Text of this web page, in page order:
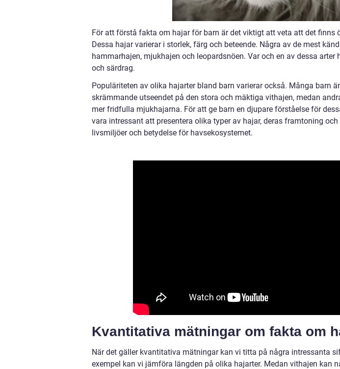
För att förstå fakta om hajar för barn är det viktigt att veta att det finns
Dessa hajar varierar i storlek, färg och beteende. Några av de mest
hammarhajen, mjukhajen och leopardsnöen. Var och en av dessa arter
och särdrag.
Populäriteten av olika hajarter bland barn varierar också. Många barn
skrämmande utseendet på den stora och mäktiga vithajen, medan
mer fridfulla mjukhajarna. För att ge barn en djupare förståelse för
vara intressant att presentera olika typer av hajar, deras framtoning och
livsmiljöer och betydelse för havsekosystemet.
Kvantitativa mätningar om fakta om
När det gäller kvantitativa mätningar kan vi titta på några intressanta
exempel kan vi jämföra längden på olika hajarter. Medan vithajen kan